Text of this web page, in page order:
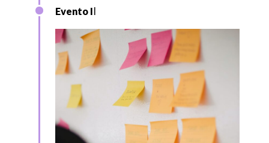
Evento I